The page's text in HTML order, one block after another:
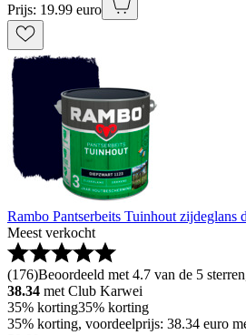
Prijs: 19.99 euro
Rambo Pantserbeits Tuinhout zijdeglans
Meest verkocht
(176)Beoordeeld met 4.7 van de 5
38.34 met Club Karwei
35% korting35% korting
35% korting, voordeelprijs: 38.34 euro